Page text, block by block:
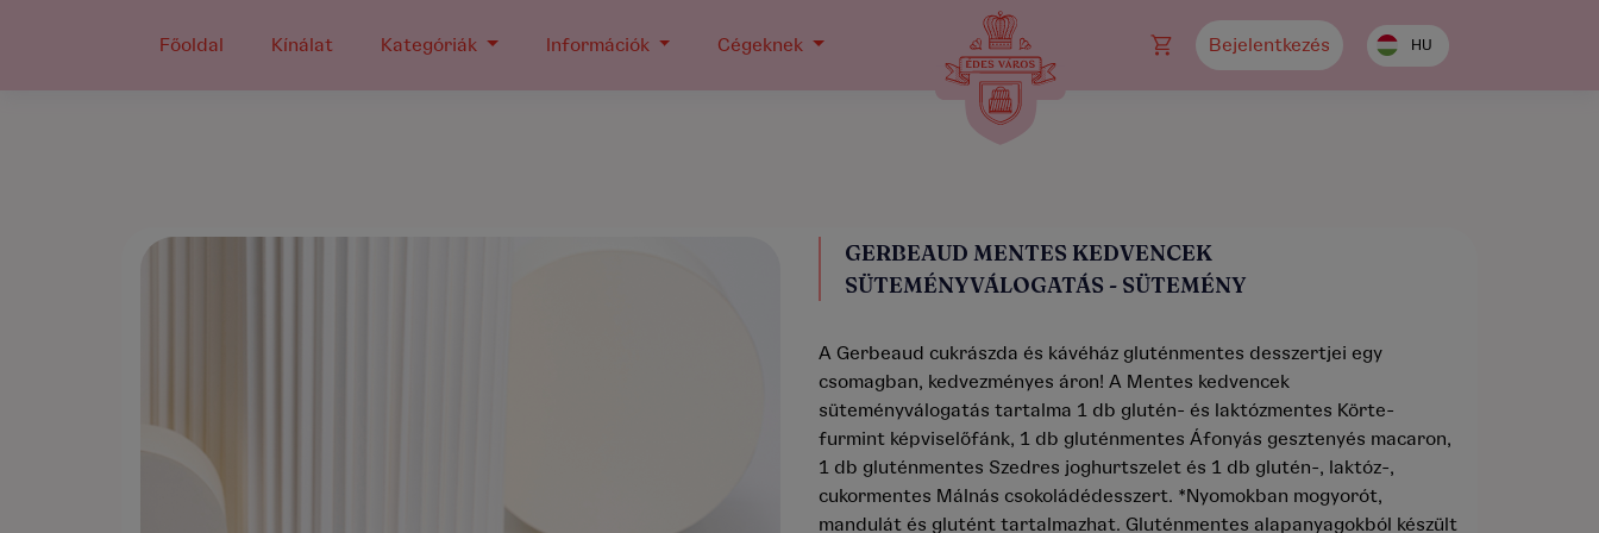
Főoldal Kínálat Kategóriák Információk Cégeknek Bejelentkezés HU
GERBEAUD MENTES KEDVENCEK
SÜTEMÉNYVÁLOGATÁS - SÜTEMÉNY
A Gerbeaud cukrászda és kávéház gluténmentes desszertjei egy
csomagban, kedvezményes áron! A Mentes kedvencek
süteményválogatás tartalma 1 db glutén- és laktózmentes Körte-
furmint képviselőfánk, 1 db gluténmentes Áfonyás gesztenyés macaron,
1 db gluténmentes Szedres joghurtszelet és 1 db glutén-, laktóz-,
cukormentes Málnás csokoládédesszert. *Nyomokban mogyorót,
mandulát és glutént tartalmazhat. Gluténmentes alapanyagokból készült